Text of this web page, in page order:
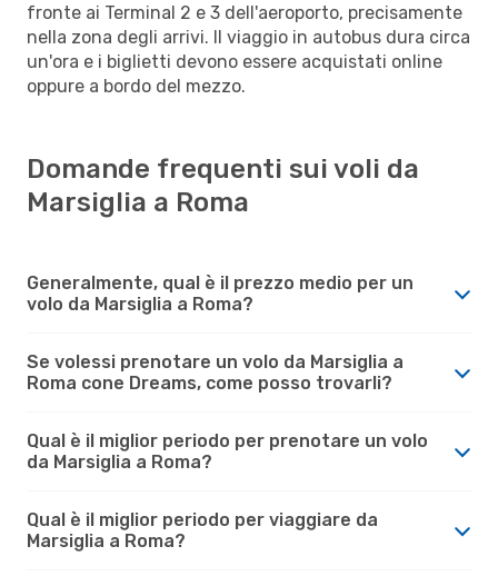
fronte ai Terminal 2 e 3 dell'aeroporto, precisamente
nella zona degli arrivi. Il viaggio in autobus dura circa
un'ora e i biglietti devono essere acquistati online
oppure a bordo del mezzo.
Domande frequenti sui voli da
Marsiglia a Roma
Generalmente, qual è il prezzo medio per un
volo da Marsiglia a Roma?
Se volessi prenotare un volo da Marsiglia a
Roma cone Dreams, come posso trovarli?
Qual è il miglior periodo per prenotare un volo
da Marsiglia a Roma?
Qual è il miglior periodo per viaggiare da
Marsiglia a Roma?